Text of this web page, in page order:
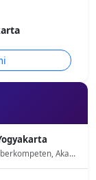
Dengan tenaga pengajar profesional dan berkompeten, Akademi Kebidanan telah menghasilkan banyak lulusan yang siap berkarier di bidang kesehatan. Kami menerapkan metode pembelajaran yang sistematis dan berbasis praktik untuk memastikan kesiapan mahasiswa secara maksimal